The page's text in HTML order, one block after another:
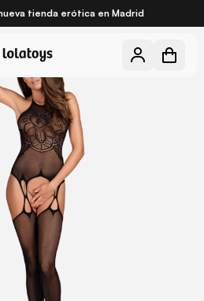
tienda erótica en Madrid